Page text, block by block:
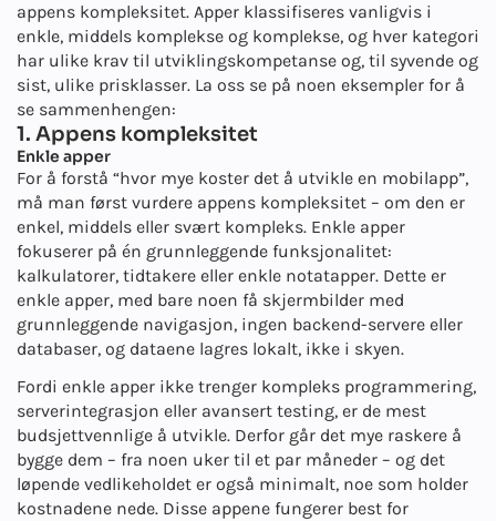
appens kompleksitet. Apper klassifiseres vanligvis i
enkle, middels komplekse og komplekse, og hver kategori
har ulike krav til utviklingskompetanse og, til syvende og
sist, ulike prisklasser. La oss se på noen eksempler for å
se sammenhengen:
1. Appens kompleksitet
Enkle apper
For å forstå “hvor mye koster det å utvikle en mobilapp”,
må man først vurdere appens kompleksitet – om den er
enkel, middels eller svært kompleks. Enkle apper
fokuserer på én grunnleggende funksjonalitet:
kalkulatorer, tidtakere eller enkle notatapper. Dette er
enkle apper, med bare noen få skjermbilder med
grunnleggende navigasjon, ingen backend-servere eller
databaser, og dataene lagres lokalt, ikke i skyen.
Fordi enkle apper ikke trenger kompleks programmering,
serverintegrasjon eller avansert testing, er de mest
budsjettvennlige å utvikle. Derfor går det mye raskere å
bygge dem – fra noen uker til et par måneder – og det
løpende vedlikeholdet er også minimalt, noe som holder
kostnadene nede. Disse appene fungerer best for